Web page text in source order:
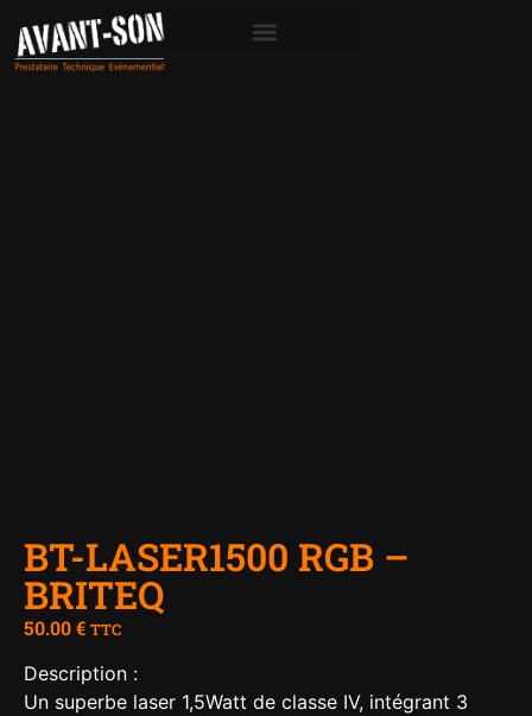
BT-LASER1500 RGB –
BRITEQ
50.00€ TTC
Description :
Un superbe laser 1,5Watt de classe IV, intégrant 3